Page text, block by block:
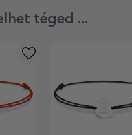
téged ...